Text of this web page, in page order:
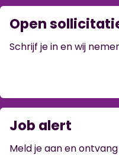
Open
Schrijf je in en wij
Job alert
Meld je aan en